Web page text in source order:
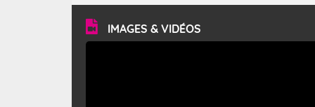
vitesse moyenne de 50 km/h et atteindre 80 à 100 km/h
en rafales, parfois davantage. Il parcourt la basse vallée
du Rhône et la Provence et envahit le littoral
méditerranéen à partir de la Camargue.
IMAGES & VIDÉOS